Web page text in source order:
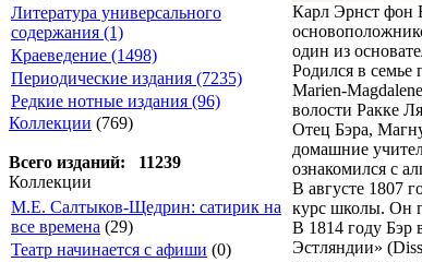
Литература универсального
содержания (1)
Краеведение (1498)
Периодические издания (7235)
Редкие нотные издания (96)
Коллекции (769)
Всего изданий: 11239
Коллекции
М.Е. Салтыков-Щедрин: сатирик на
все времена (29)
Театр начинается с афиши (0)
Карл Эрнст фон
один из
Родился в
Marien-
волости Ракке
Отец Бэра,
домашние
ознакомился с
В августе 1807
курс школы. Он
В 1814 году Бэр
Эстляндии»